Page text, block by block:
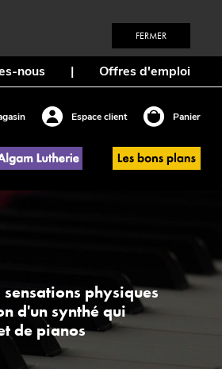
FERMER
nous | Offres d'emploi
Espace client Panier
physiques
d'un synthé qui
de pianos